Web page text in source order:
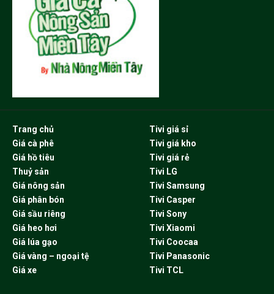
Trang chủ
Giá cà phê
Giá hồ tiêu
Thuỷ sản
Giá nông sản
Giá phân bón
Giá sầu riêng
Giá heo hơi
Giá lúa gạo
Giá vàng – ngoại tệ
Giá xe
Tivi giá sỉ
Tivi giá kho
Tivi giá rẻ
Tivi LG
Tivi Samsung
Tivi Casper
Tivi Sony
Tivi Xiaomi
Tivi Coocaa
Tivi Panasonic
Tivi TCL